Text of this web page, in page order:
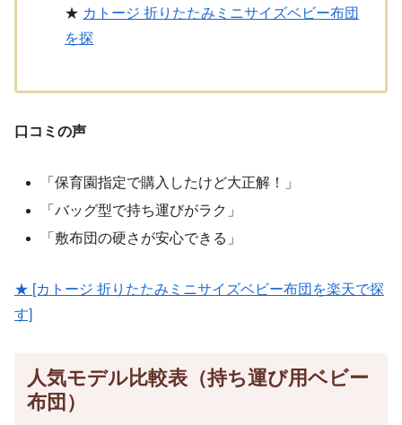
★ カトージ 折りたたみミニサイズベビー布団
を探
口コミの声
「保育園指定で購入したけど大正解！」
「バッグ型で持ち運びがラク」
「敷布団の硬さが安心できる」
★ [カトージ 折りたたみミニサイズベビー布団を楽天で探
す]
人気モデル比較表（持ち運び用ベビー
布団）